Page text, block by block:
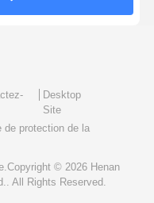
Desktop
Site
de protection de la
© 2026 Henan
All Rights Reserved.